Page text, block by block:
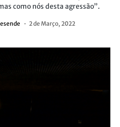
como nós desta agressão”.
2 de Março, 2022